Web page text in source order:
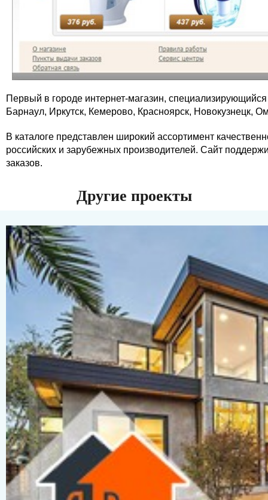
Первый в городе интернет-магазин,
Барнаул, Иркутск, Кемерово, Красноярск, Новокузнецк,
В каталоге представлен широкий ассортимент
российских и зарубежных производителей. Сайт
заказов.
Другие проекты